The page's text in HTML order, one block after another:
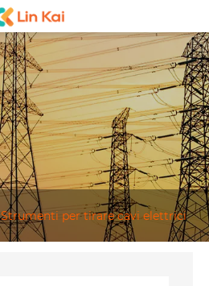
Strumenti per tirare cavi elettrici